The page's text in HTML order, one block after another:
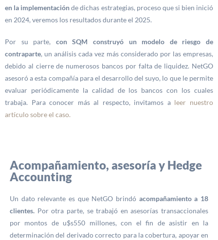
en la implementaciónde dichas estrategias, proceso que si bien inició
en 2024, veremos los resultados durante el 2025.
Por su parte, con SQM construyó un modelo de riesgo de
contraparte, un análisis cada vez más considerado por las empresas,
debido al cierre de numerosos bancos por falta de liquidez. NetGO
asesoró a esta compañía para el desarrollo del suyo, lo que le permite
evaluar periódicamente la calidad de los bancos con los cuales
trabaja. Para conocer más al respecto, invitamos a leer nuestro
artículo sobre el caso.
Acompañamiento, asesoría y Hedge
Accounting
Un dato relevante es que NetGO brindó acompañamiento a 18
clientes. Por otra parte, se trabajó en asesorías transaccionales
por montos de u$s550 millones, con el fin de asistir en la
determinación del derivado correcto para la cobertura, apoyar en